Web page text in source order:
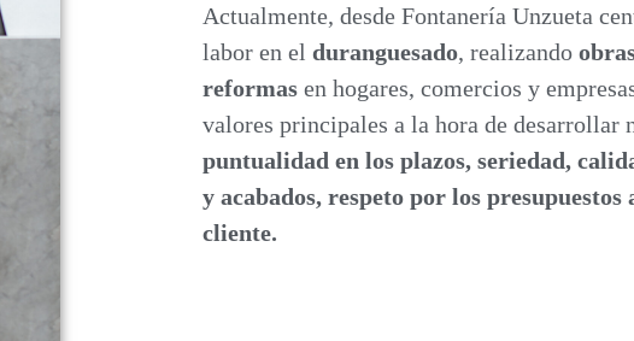
Actualmente, desde Fontanería Unzueta
labor en el duranguesado, realizando
reformas en hogares, comercios y
valores principales a la hora de desarrollar
puntualidad en los plazos, seriedad,
y acabados, respeto por los presupuestos
cliente.